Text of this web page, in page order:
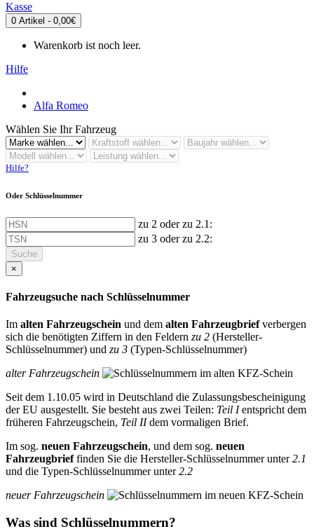
Kasse
0 Artikel - 0,00€
Warenkorb ist noch leer.
Hilfe
Alfa Romeo
Wählen Sie Ihr Fahrzeug
Hilfe?
Oder Schlüsselnummer
zu 2 oder zu 2.1:
zu 3 oder zu 2.2:
Suche
×
Fahrzeugsuche nach Schlüsselnummer
Im alten Fahrzeugschein und dem alten Fahrzeugbriefverbergen
sich die benötigten Ziffern in den Feldern zu 2 (Hersteller-
Schlüsselnummer) und zu 3 (Typen-Schlüsselnummer)
alter Fahrzeugschein
Seit dem 1.10.05 wird in Deutschland die Zulassungsbescheinigung
der EU ausgestellt. Sie besteht aus zwei Teilen: Teil Ientspricht dem
früheren Fahrzeugschein, Teil IIdem vormaligen Brief.
Im sog. neuen Fahrzeugschein, und dem sog. neuen
Fahrzeugbrieffinden Sie die Hersteller-Schlüsselnummer unter2.1
und die Typen-Schlüsselnummer unter2.2
neuer Fahrzeugschein
Was sind Schlüsselnummern?